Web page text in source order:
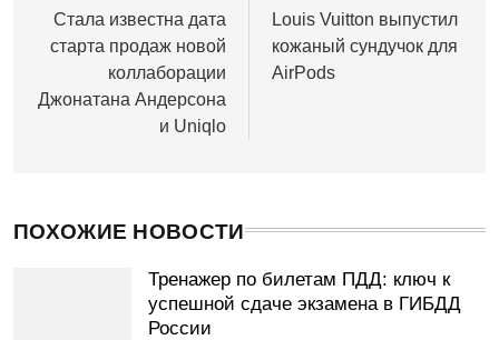
по
записям
Стала известна дата
старта продаж новой
коллаборации
Джонатана Андерсона
и Uniqlo
Louis Vuitton выпустил
кожаный сундучок для
AirPods
ПОХОЖИЕ НОВОСТИ
Тренажер по билетам ПДД: ключ к
успешной сдаче экзамена в ГИБДД
России